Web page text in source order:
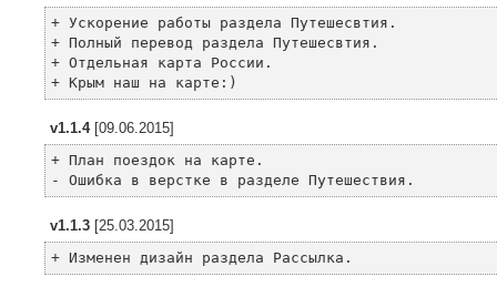
+ Ускорение работы раздела Путешесвтия.
+ Полный перевод раздела Путешесвтия.
+ Отдельная карта России.
+ Крым наш на карте:)
v1.1.4 [09.06.2015]
+ План поездок на карте.
- Ошибка в верстке в разделе Путешествия.
v1.1.3 [25.03.2015]
+ Изменен дизайн раздела Рассылка.